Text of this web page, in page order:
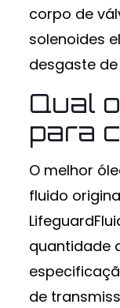
corpo de
solenoides
desgaste
Qual
para
O melhor
fluido
quantidade
de